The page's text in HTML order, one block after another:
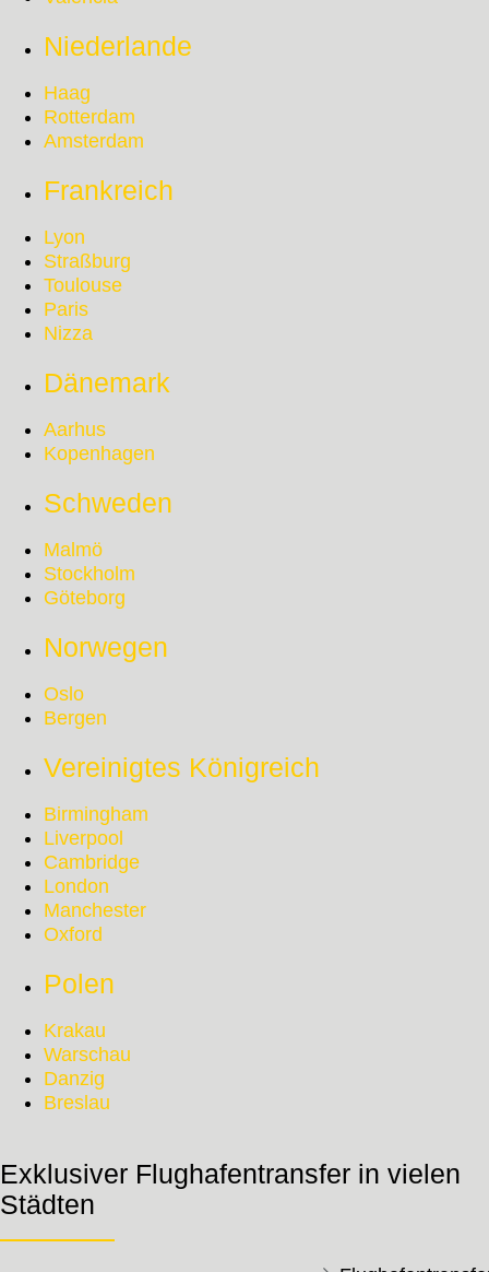
Niederlande
Haag
Rotterdam
Amsterdam
Frankreich
Lyon
Straßburg
Toulouse
Paris
Nizza
Dänemark
Aarhus
Kopenhagen
Schweden
Malmö
Stockholm
Göteborg
Norwegen
Oslo
Bergen
Vereinigtes Königreich
Birmingham
Liverpool
Cambridge
London
Manchester
Oxford
Polen
Krakau
Warschau
Danzig
Breslau
Exklusiver Flughafentransfer in vielen
Städten